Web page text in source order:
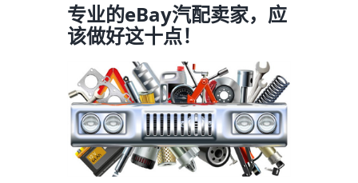
专业的eBay汽配卖家，应
该做好这十点！